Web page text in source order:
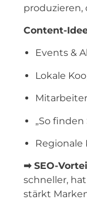
produzieren,
Content-
Events &
Lokale
„So finden
Regionale
➡ SEO-
schneller,
stärkt